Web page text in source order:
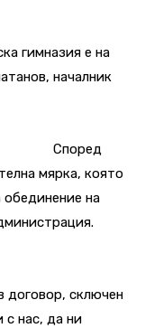
гимназия е на
началник
Според
мярка, която
на
договор, сключен
с нас, да ни